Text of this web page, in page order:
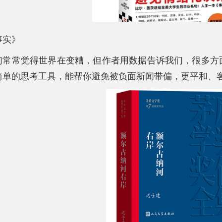
实》
常常觉得世界在变糟，但作者用数据告诉我们，很多
单的思考工具，能帮你避免被负面新闻带偏，更平和、